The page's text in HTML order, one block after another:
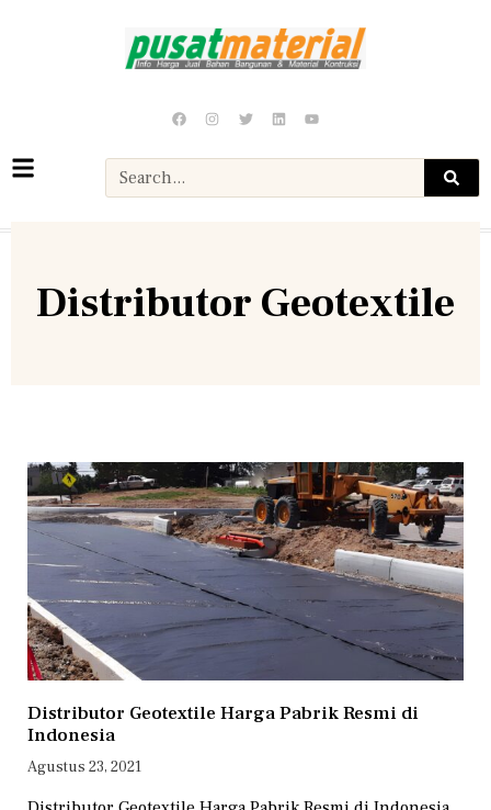
Distributor Geotextile
Distributor Geotextile Harga Pabrik Resmi di
Indonesia
Agustus 23, 2021